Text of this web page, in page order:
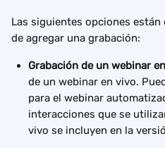
Las siguientes opciones
de agregar una grabación:
Grabación de un webinar
de un webinar en vivo.
para el webinar
interacciones que se
vivo se incluyen en la